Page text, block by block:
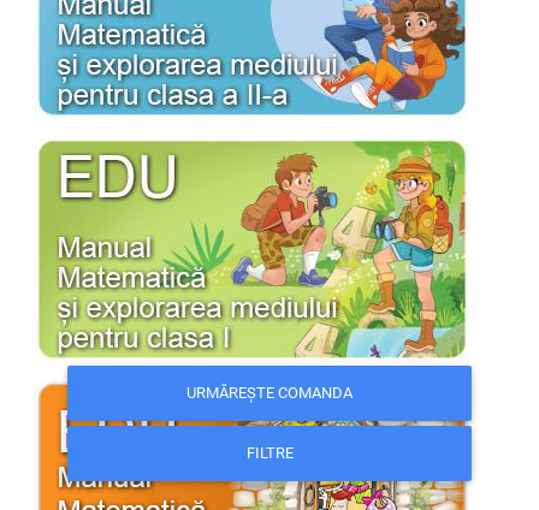
URMĂREȘTE COMANDA
FILTRE